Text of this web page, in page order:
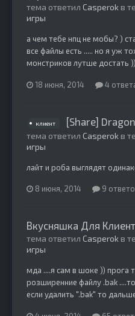
тема ответил Casperok в
игры
а чем тебе нпц не мобы? )
все файлы есть ..... но я уж
монстриков лутше достать ))
18 июня, 2014 4
клиент [Share]
тема ответил Casperok в
игры
лайт и роба выглядят
8 июня, 2014 9
Вкусняшка Для
тема ответил Casperokв
игры
мда ....я сам в шоке )) прога
розширенние файлу .bak
если удалить ".bak" то